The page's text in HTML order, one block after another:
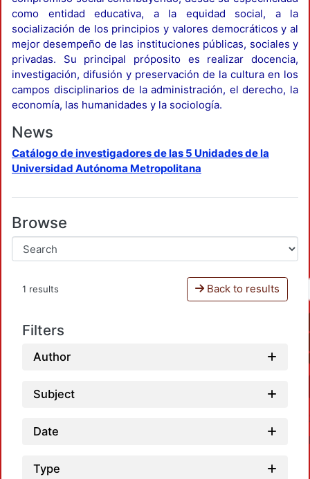
como entidad educativa, a la equidad social, a la
socialización de los principios y valores democráticos y al
mejor desempeño de las instituciones públicas, sociales y
privadas. Su principal próposito es realizar docencia,
investigación, difusión y preservación de la cultura en los
campos disciplinarios de la administración, el derecho, la
economía, las humanidades y la sociología.
News
Catálogo de investigadores de las 5 Unidades de la
Universidad Autónoma Metropolitana
Browse
1 results Back to results
Filters
Author
Subject
Date
Type